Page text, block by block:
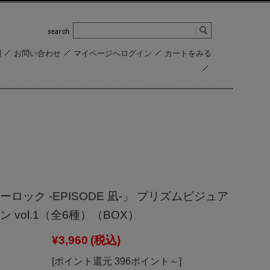
お問い合わせ マイページへログイン カートをみる
ロック -EPISODE 凪-」 プリズムビジュア
vol.1（全6種）（BOX）
¥3,960 (税込)
[ポイント還元 396ポイント～]